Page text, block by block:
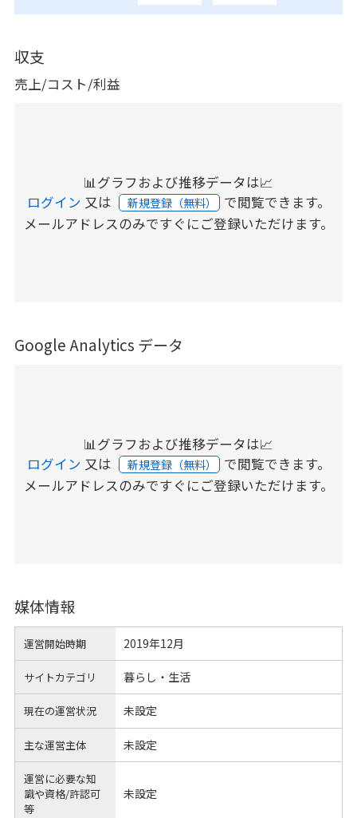
収支
売上/コスト/利益
📊グラフおよび推移データは📈
ログイン 又は 新規登録（無料） で閲覧できます。
メールアドレスのみですぐにご登録いただけます。
Google Analytics データ
📊グラフおよび推移データは📈
ログイン 又は 新規登録（無料） で閲覧できます。
メールアドレスのみですぐにご登録いただけます。
媒体情報
運営開始時期 2019年12月
サイトカテゴリ 暮らし・生活
現在の運営状況 未設定
主な運営主体 未設定
運営に必要な知
識や資格/許認可
等
未設定